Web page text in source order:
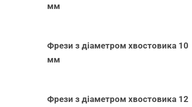
мм
Фрези з діаметром хвостовика 10
мм
Фрези з діаметром хвостовика 12